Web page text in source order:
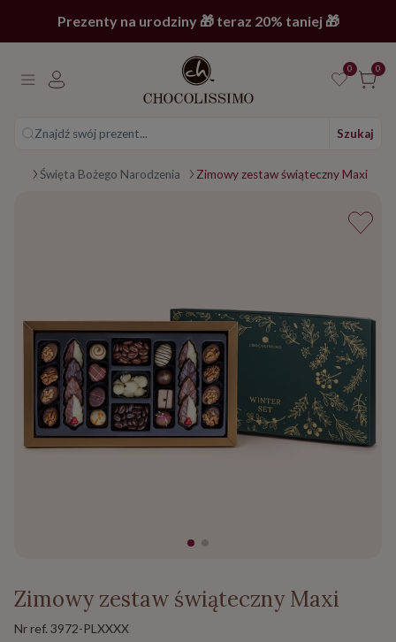
Prezenty na urodziny 🎁 teraz 20% taniej 🎁
0 0
Znajdź swój prezent... Szukaj
Święta Bożego Narodzenia Zimowy zestaw świąteczny Maxi
Zimowy zestaw świąteczny Maxi
Nr ref. 3972-PLXXXX